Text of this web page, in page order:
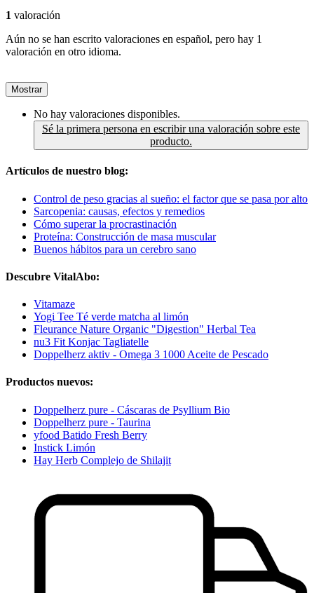
1 valoración
Aún no se han escrito valoraciones en español, pero hay 1
valoración en otro idioma.
Mostrar
No hay valoraciones disponibles.
Sé la primera persona en escribir una valoración sobre este
producto.
Artículos de nuestro blog:
Control de peso gracias al sueño: el factor que se pasa por alto
Sarcopenia: causas, efectos y remedios
Cómo superar la procrastinación
Proteína: Construcción de masa muscular
Buenos hábitos para un cerebro sano
Descubre VitalAbo:
Vitamaze
Yogi Tee Té verde matcha al limón
Fleurance Nature Organic "Digestion" Herbal Tea
nu3 Fit Konjac Tagliatelle
Doppelherz aktiv - Omega 3 1000 Aceite de Pescado
Productos nuevos:
Doppelherz pure - Cáscaras de Psyllium Bio
Doppelherz pure - Taurina
yfood Batido Fresh Berry
Instick Limón
Hay Herb Complejo de Shilajit